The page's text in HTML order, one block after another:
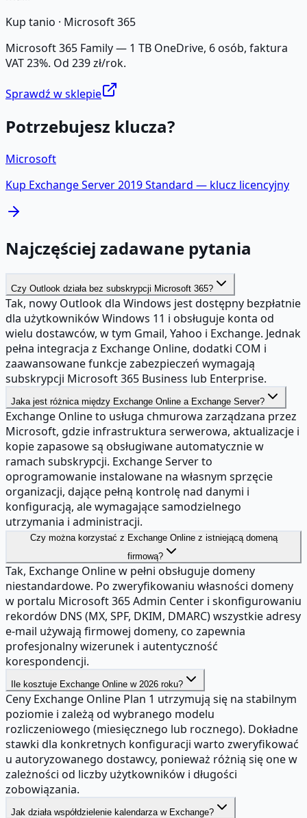
Kup tanio · Microsoft 365
Microsoft 365 Family — 1 TB OneDrive, 6 osób, faktura
VAT 23%. Od 239 zł/rok.
Sprawdź w sklepie
Potrzebujesz klucza?
Microsoft
Kup Exchange Server 2019 Standard — klucz licencyjny
Najczęściej zadawane pytania
Czy Outlook działa bez subskrypcji Microsoft 365?
Tak, nowy Outlook dla Windows jest dostępny bezpłatnie
dla użytkowników Windows 11 i obsługuje konta od
wielu dostawców, w tym Gmail, Yahoo i Exchange. Jednak
pełna integracja z Exchange Online, dodatki COM i
zaawansowane funkcje zabezpieczeń wymagają
subskrypcji Microsoft 365 Business lub Enterprise.
Jaka jest różnica między Exchange Online a Exchange Server?
Exchange Online to usługa chmurowa zarządzana przez
Microsoft, gdzie infrastruktura serwerowa, aktualizacje i
kopie zapasowe są obsługiwane automatycznie w
ramach subskrypcji. Exchange Server to
oprogramowanie instalowane na własnym sprzęcie
organizacji, dające pełną kontrolę nad danymi i
konfiguracją, ale wymagające samodzielnego
utrzymania i administracji.
Czy można korzystać z Exchange Online z istniejącą domeną
firmową?
Tak, Exchange Online w pełni obsługuje domeny
niestandardowe. Po zweryfikowaniu własności domeny
w portalu Microsoft 365 Admin Center i skonfigurowaniu
rekordów DNS (MX, SPF, DKIM, DMARC) wszystkie adresy
e-mail używają firmowej domeny, co zapewnia
profesjonalny wizerunek i autentyczność
korespondencji.
Ile kosztuje Exchange Online w 2026 roku?
Ceny Exchange Online Plan 1 utrzymują się na stabilnym
poziomie i zależą od wybranego modelu
rozliczeniowego (miesięcznego lub rocznego). Dokładne
stawki dla konkretnych konfiguracji warto zweryfikować
u autoryzowanego dostawcy, ponieważ różnią się one w
zależności od liczby użytkowników i długości
zobowiązania.
Jak działa współdzielenie kalendarza w Exchange?